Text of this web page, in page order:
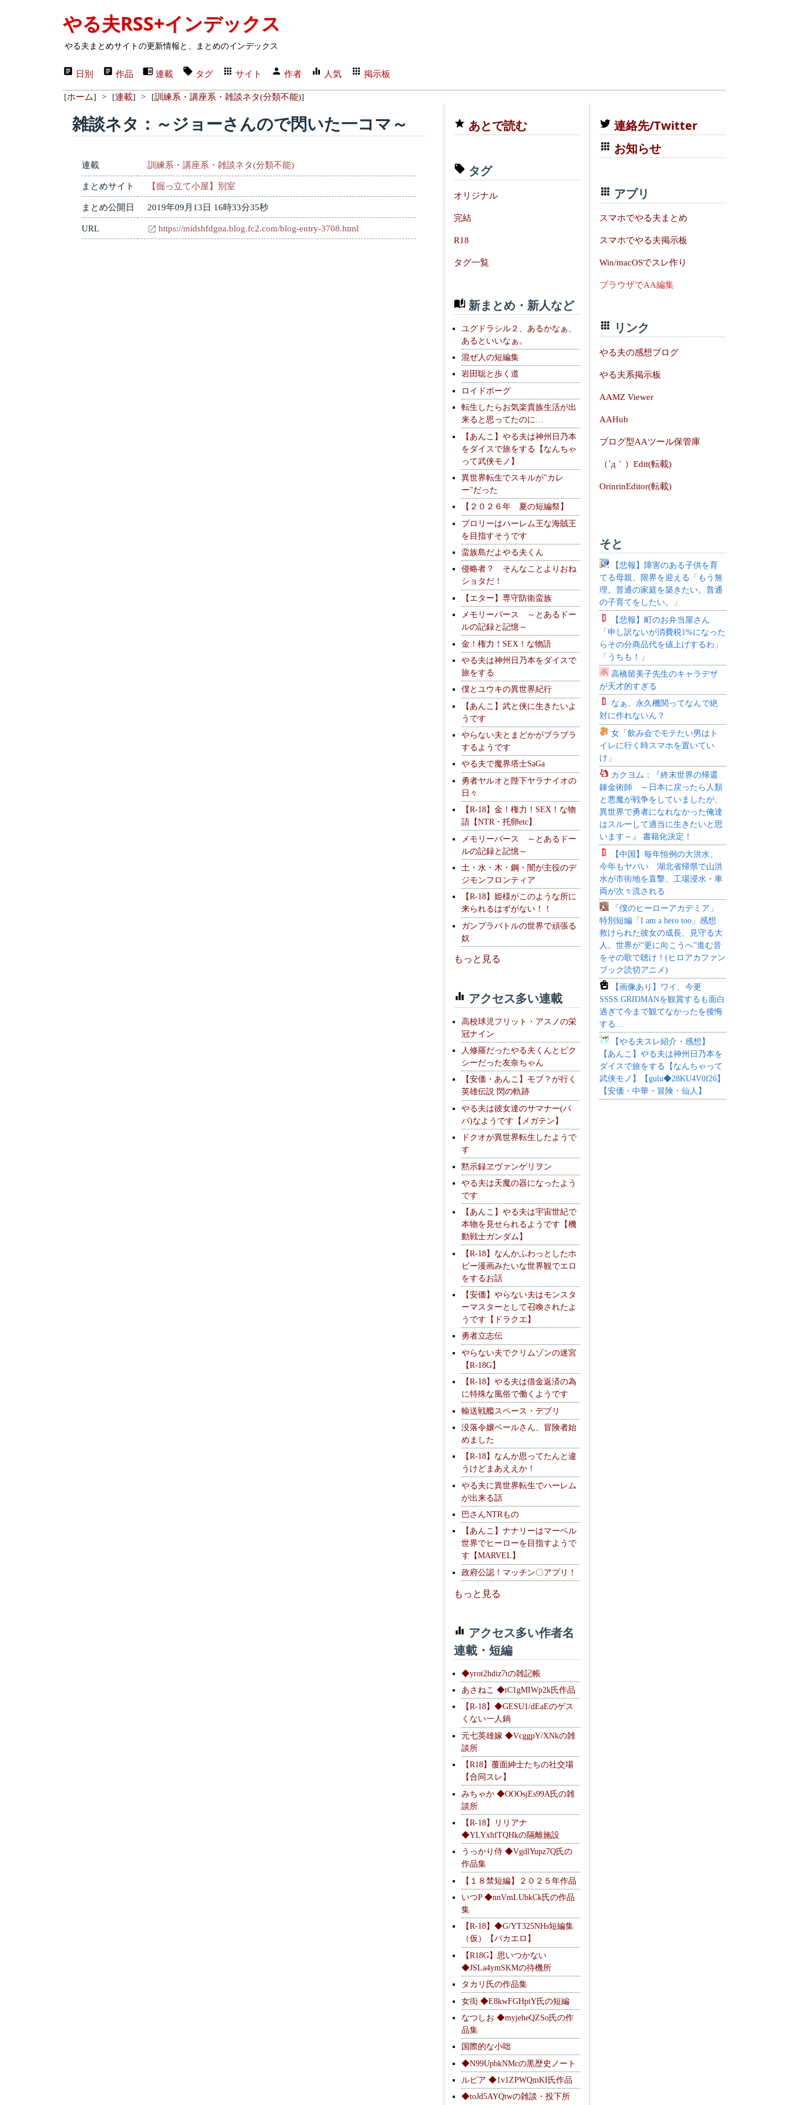
やる夫RSS+インデックス
やる夫まとめサイトの更新情報と、まとめのインデックス
日別 作品 連載 タグ サイト 作者 人気 掲示板
[ホーム] > [連載] > [訓練系・講座系・雑談ネタ(分類不能)]
雑談ネタ：～ジョーさんので閃いた一コマ～
連載 訓練系・講座系・雑談ネタ(分類不能)
まとめサイト 【掘っ立て小屋】別室
まとめ公開日 2019年09月13日 16時33分35秒
URL https://midshfdgna.blog.fc2.com/blog-entry-3708.html
あとで読む
タグ
オリジナル
完結
R18
タグ一覧
新まとめ・新人など
ユグドラシル２、あるかなぁ、
あるといいなぁ。
混ぜ人の短編集
岩田聡と歩く道
ロイドボーグ
転生したらお気楽貴族生活が出
来ると思ってたのに…
【あんこ】やる夫は神州日乃本
をダイスで旅をする【なんちゃ
って武侠モノ】
異世界転生でスキルが"カレ
ー"だった
【２０２６年 夏の短編祭】
ブロリーはハーレム王な海賊王
を目指すそうです
蛮族島だよやる夫くん
侵略者？ そんなことよりおね
ショタだ！
【エター】専守防衛蛮族
メモリーバース ～とあるドー
ルの記録と記憶～
金！権力！SEX！な物語
やる夫は神州日乃本をダイスで
旅をする
僕とユウキの異世界紀行
【あんこ】武と侠に生きたいよ
うです
やらない夫とまどかがブラブラ
するようです
やる夫で魔界塔士SaGa
勇者ヤルオと陛下ヤラナイオの
日々
【R-18】金！権力！SEX！な物
語【NTR・托卵etc】
メモリーバース ～とあるドー
ルの記録と記憶～
土・水・木・鋼・闇が主役のデ
ジモンフロンティア
【R-18】姫様がこのような所に
来られるはずがない！！
ガンプラバトルの世界で頑張る
奴
もっと見る
アクセス多い連載
高校球児フリット・アスノの栄
冠ナイン
人修羅だったやる夫くんとピク
シーだった友奈ちゃん
【安価・あんこ】モブ？が行く
英雄伝説 閃の軌跡
やる夫は彼女達のサマナー(パ
パ)なようです【メガテン】
ドクオが異世界転生したようで
す
黙示録ヱヴァンゲリヲン
やる夫は天魔の器になったよう
です
【あんこ】やる夫は宇宙世紀で
本物を見せられるようです【機
動戦士ガンダム】
【R-18】なんかふわっとしたホ
ビー漫画みたいな世界観でエロ
をするお話
【安価】やらない夫はモンスタ
ーマスターとして召喚されたよ
うです【ドラクエ】
勇者立志伝
やらない夫でクリムゾンの迷宮
【R-18G】
【R-18】やる夫は借金返済の為
に特殊な風俗で働くようです
輸送戦艦スペース・デブリ
没落令嬢ベールさん、冒険者始
めました
【R-18】なんか思ってたんと違
うけどまあええか！
やる夫に異世界転生でハーレム
が出来る話
巴さんNTRもの
【あんこ】ナナリーはマーベル
世界でヒーローを目指すようで
す【MARVEL】
政府公認！マッチン〇アプリ！
もっと見る
アクセス多い作者名
連載・短編
◆yrot2hdiz7tの雑記帳
あさねこ ◆tC1gMIWp2k氏作品
【R-18】◆GESU1/dEaEのゲス
くない一人鍋
元七英雄嫁 ◆VcggpY/XNkの雑
談所
【R18】覆面紳士たちの社交場
【合同スレ】
みちゃか ◆OOOsjEs99A氏の雑
談所
【R-18】リリアナ
◆YLYxhfTQHkの隔離施設
うっかり侍 ◆VgdlYupz7Q氏の
作品集
【１８禁短編】２０２５年作品
いつP ◆nnVmLUbkCk氏の作品
集
【R-18】◆G/YT325NHs短編集
（仮）【バカエロ】
【R18G】思いつかない
◆JSLa4ymSKMの待機所
タカリ氏の作品集
女衒 ◆E8kwFGHptY氏の短編
なつしお ◆myjeheQZSo氏の作
品集
国際的な小咄
◆N99UpbkNMcの黒歴史ノート
ルピア ◆1v1ZPWQmKI氏作品
◆toJd5AYQtwの雑談・投下所
連絡先/Twitter
お知らせ
アプリ
スマホでやる夫まとめ
スマホでやる夫掲示板
Win/macOSでスレ作り
ブラウザでAA編集
リンク
やる夫の感想ブログ
やる夫系掲示板
AAMZ Viewer
AAHub
ブログ型AAツール保管庫
（´д｀）Edit(転載)
OrinrinEditor(転載)
そと
【悲報】障害のある子供を育
てる母親、限界を迎える「もう無
理。普通の家庭を築きたい。普通
の子育てをしたい。」
【悲報】町のお弁当屋さん
「申し訳ないが消費税1%になった
らその分商品代を値上げするわ」
「うちも！」
高橋留美子先生のキャラデザ
が天才的すぎる
なぁ、永久機関ってなんで絶
対に作れないん？
女「飲み会でモテたい男はト
イレに行く時スマホを置いてい
け」
カクヨム：『終末世界の帰還
錬金術師 ～日本に戻ったら人類
と悪魔が戦争をしていましたが、
異世界で勇者になれなかった俺達
はスルーして適当に生きたいと思
います～』 書籍化決定！
【中国】毎年恒例の大洪水、
今年もヤバい 湖北省帰県で山洪
水が市街地を直撃、工場浸水・車
両が次々流される
「僕のヒーローアカデミア」
特別短編「I am a hero too」感想
救けられた彼女の成長、見守る大
人。世界が“更に向こうへ”進む音
をその歌で聴け！(ヒロアカファン
ブック読切アニメ)
【画像あり】ワイ、今更
SSSS.GRIDMANを観賞するも面白
過ぎて今まで観てなかったを後悔
する…
【やる夫スレ紹介・感想】
【あんこ】やる夫は神州日乃本を
ダイスで旅をする【なんちゃって
武侠モノ】【gulu◆28KU4V0f26】
【安価・中華・冒険・仙人】